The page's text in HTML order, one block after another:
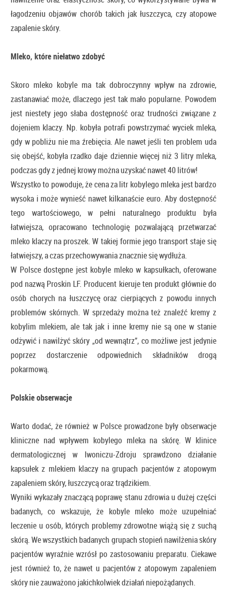
łagodzeniu objawów chorób takich jak łuszczyca, czy atopowe
zapalenie skóry.
Mleko, które niełatwo zdobyć
Skoro mleko kobyle ma tak dobroczynny wpływ na zdrowie,
zastanawiać może, dlaczego jest tak mało popularne. Powodem
jest niestety jego słaba dostępność oraz trudności związane z
dojeniem klaczy. Np. kobyła potrafi powstrzymać wyciek mleka,
gdy w pobliżu nie ma źrebięcia. Ale nawet jeśli ten problem uda
się obejść, kobyła rzadko daje dziennie więcej niż 3 litry mleka,
podczas gdy z jednej krowy można uzyskać nawet 40 litrów!
Wszystko to powoduje, że cena za litr kobylego mleka jest bardzo
wysoka i może wynieść nawet kilkanaście euro. Aby dostępność
tego wartościowego, w pełni naturalnego produktu była
łatwiejsza, opracowano technologię pozwalającą przetwarzać
mleko klaczy na proszek. W takiej formie jego transport staje się
łatwiejszy, a czas przechowywania znacznie się wydłuża.
W Polsce dostępne jest kobyle mleko w kapsułkach, oferowane
pod nazwą Proskin LF. Producent kieruje ten produkt głównie do
osób chorych na łuszczycę oraz cierpiących z powodu innych
problemów skórnych. W sprzedaży można też znaleźć kremy z
kobylim mlekiem, ale tak jak i inne kremy nie są one w stanie
odżywić i nawilżyć skóry „od wewnątrz”, co możliwe jest jedynie
poprzez dostarczenie odpowiednich składników drogą
pokarmową.
Polskie obserwacje
Warto dodać, że również w Polsce prowadzone były obserwacje
kliniczne nad wpływem kobylego mleka na skórę. W klinice
dermatologicznej w Iwoniczu-Zdroju sprawdzono działanie
kapsułek z mlekiem klaczy na grupach pacjentów z atopowym
zapaleniem skóry, łuszczycą oraz trądzikiem.
Wyniki wykazały znaczącą poprawę stanu zdrowia u dużej części
badanych, co wskazuje, że kobyle mleko może uzupełniać
leczenie u osób, których problemy zdrowotne wiążą się z suchą
skórą. We wszystkich badanych grupach stopień nawilżenia skóry
pacjentów wyraźnie wzrósł po zastosowaniu preparatu. Ciekawe
jest również to, że nawet u pacjentów z atopowym zapaleniem
skóry nie zauważono jakichkolwiek działań niepożądanych.